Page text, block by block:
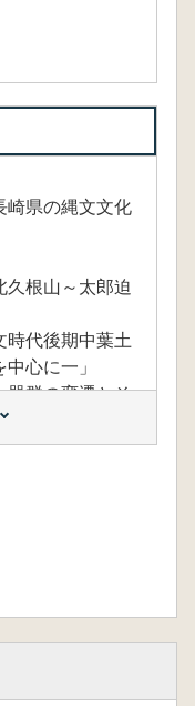
崎県の縄文文化
根山～太郎迫
時代後期中葉土
心に一」
器群の変遷とそ
状況】
代後期中葉土
中葉の様相」
代後期中葉土
(北久根山式